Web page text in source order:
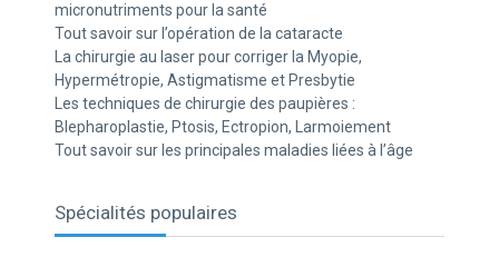
micronutriments pour la santé
Tout savoir sur l’opération de la cataracte
La chirurgie au laser pour corriger la Myopie,
Hypermétropie, Astigmatisme et Presbytie
Les techniques de chirurgie des paupières :
Blepharoplastie, Ptosis, Ectropion, Larmoiement
Tout savoir sur les principales maladies liées à l’âge
Spécialités populaires